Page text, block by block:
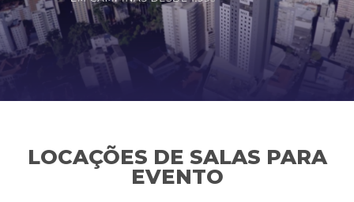
LOCAÇÕES DE SALAS PARA
EVENTO